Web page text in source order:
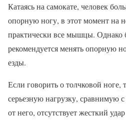
Катаясь на самокате, человек
опорную ногу, в этот момент на
практически все мышцы. Однако
рекомендуется менять опорную
езды.
Если говорить о толчковой ноге,
серьезную нагрузку, сравнимую
от него, отсутствует жесткий